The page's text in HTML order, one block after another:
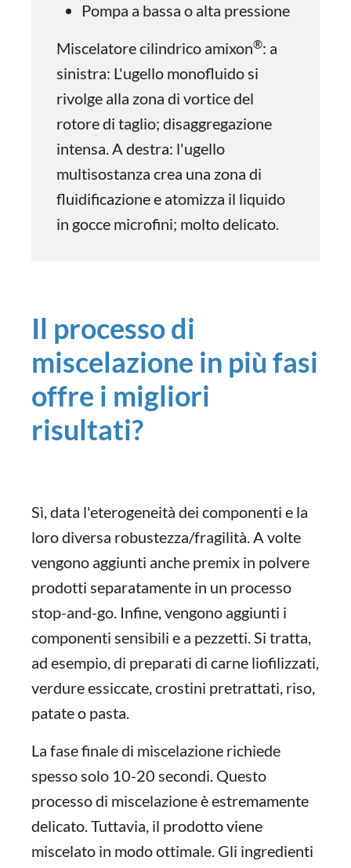
Pompa a bassa o alta pressione
Miscelatore cilindrico amixon®: a
sinistra: L'ugello monofluido si
rivolge alla zona di vortice del
rotore di taglio; disaggregazione
intensa. A destra: l'ugello
multisostanza crea una zona di
fluidificazione e atomizza il liquido
in gocce microfini; molto delicato.
Il processo di
miscelazione in più fasi
offre i migliori
risultati?
Sì, data l'eterogeneità dei componenti e la
loro diversa robustezza/fragilità. A volte
vengono aggiunti anche premix in polvere
prodotti separatamente in un processo
stop-and-go. Infine, vengono aggiunti i
componenti sensibili e a pezzetti. Si tratta,
ad esempio, di preparati di carne liofilizzati,
verdure essiccate, crostini pretrattati, riso,
patate o pasta.
La fase finale di miscelazione richiede
spesso solo 10-20 secondi. Questo
processo di miscelazione è estremamente
delicato. Tuttavia, il prodotto viene
miscelato in modo ottimale. Gli ingredienti